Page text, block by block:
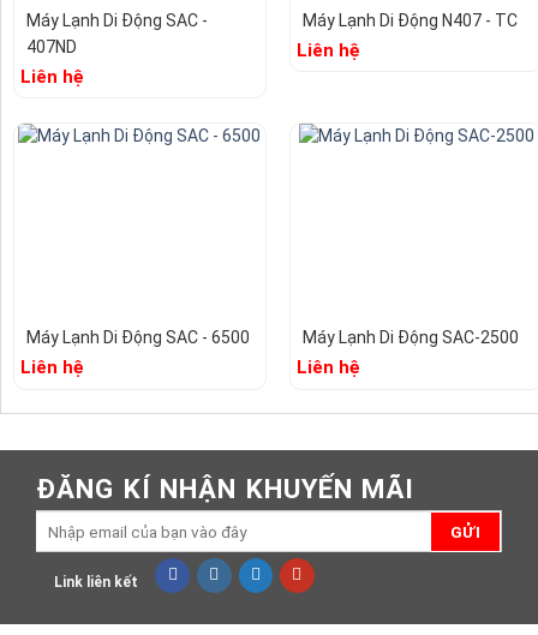
Máy Lạnh Di Động SAC -
407ND
Liên hệ
Máy Lạnh Di Động N407 - TC
Liên hệ
Máy Lạnh Di Động SAC - 6500
Liên hệ
Máy Lạnh Di Động SAC-2500
Liên hệ
ĐĂNG KÍ NHẬN KHUYẾN MÃI
Link liên kết